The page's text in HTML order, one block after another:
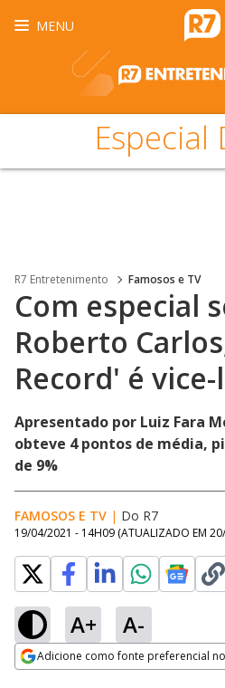
MENU
Especial
R7 Entretenimento Famosos e TV
Com especial
Roberto
Record' é
Apresentado por Luiz Fara
obteve 4 pontos de média,
de 9%
FAMOSOS E TV | Do R7
19/04/2021 - 14H09 (ATUALIZADO EM
A+ A-
Adicione como fonte preferencial